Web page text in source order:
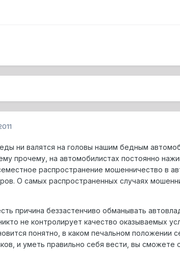
ни валятся на головы нашим бедным
прочему, на автомобилистах постоянно
распространение мошенничество в
О самых распространенных случаях
причина беззастенчиво обманывать
не контролирует качество оказываемых
понятно, в каком печальном положении
и уметь правильно себя вести, вы